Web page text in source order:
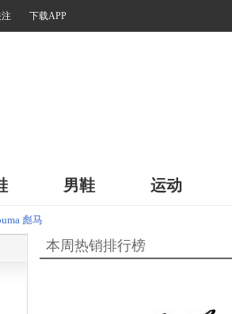
下载APP
男鞋 运动
彪马
本周热销排行榜